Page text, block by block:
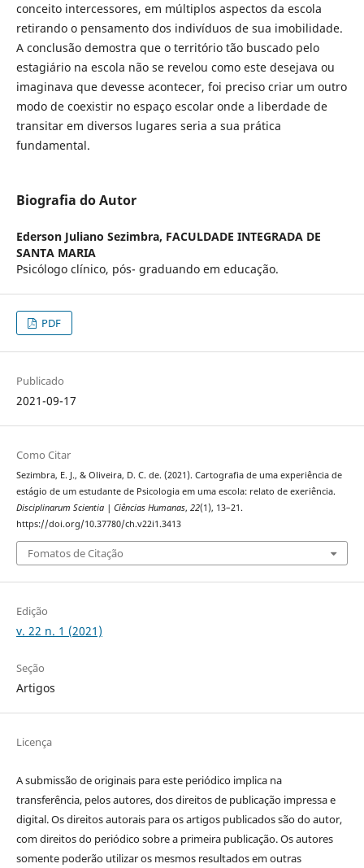
conceito intercessores, em múltiplos aspectos da escola
retirando o pensamento dos indivíduos de sua imobilidade.
A conclusão demostra que o território tão buscado pelo
estagiário na escola não se revelou como este desejava ou
imaginava que devesse acontecer, foi preciso criar um outro
modo de coexistir no espaço escolar onde a liberdade de
transitar em diversos lugares seria a sua prática
fundamental.
Biografia do Autor
Ederson Juliano Sezimbra, FACULDADE INTEGRADA DE
SANTA MARIA
Psicólogo clínico, pós- graduando em educação.
PDF
Publicado
2021-09-17
Como Citar
Sezimbra, E. J., & Oliveira, D. C. de. (2021). Cartografia de uma experiência de
estágio de um estudante de Psicologia em uma escola: relato de exeriência.
Disciplinarum Scientia | Ciências Humanas, 22(1), 13–21.
https://doi.org/10.37780/ch.v22i1.3413
Fomatos de Citação
Edição
v. 22 n. 1 (2021)
Seção
Artigos
Licença
A submissão de originais para este periódico implica na
transferência, pelos autores, dos direitos de publicação impressa e
digital. Os direitos autorais para os artigos publicados são do autor,
com direitos do periódico sobre a primeira publicação. Os autores
somente poderão utilizar os mesmos resultados em outras